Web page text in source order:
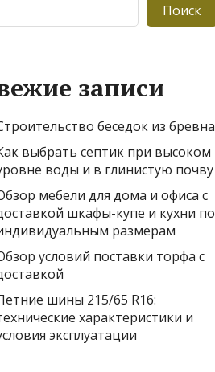
Поиск
записи
беседок из бревна
выбрать септик при высоком
воды и в глинистую почву
мебели для дома и офиса с
шкафы-купе и кухни по
размерам
условий поставки торфа с
шины 215/65 R16:
характеристики и
эксплуатации